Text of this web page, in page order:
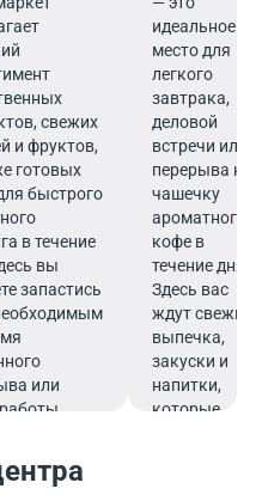
свежих
и фруктов,
готовых
быстрого
в течение
вы
запастись
или
идеальное
место для
легкого
завтрака,
деловой
встречи или
перерыва на
чашечку
ароматного
кофе в
течение дня.
Здесь вас
ждут свежие
выпечка,
закуски и
напитки,
которые